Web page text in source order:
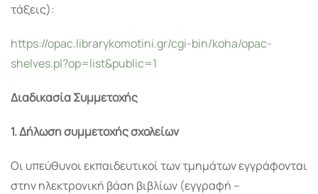
τάξεις):
https://opac.librarykomotini.gr/cgi-bin/koha/opac-
shelves.pl?op=list&public=1
Διαδικασία Συμμετοχής
1. Δήλωση συμμετοχής σχολείων
Οι υπεύθυνοι εκπαιδευτικοί των τμημάτων εγγράφονται
στην ηλεκτρονική βάση βιβλίων (εγγραφή –